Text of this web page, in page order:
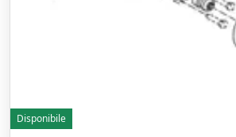
Disponibile